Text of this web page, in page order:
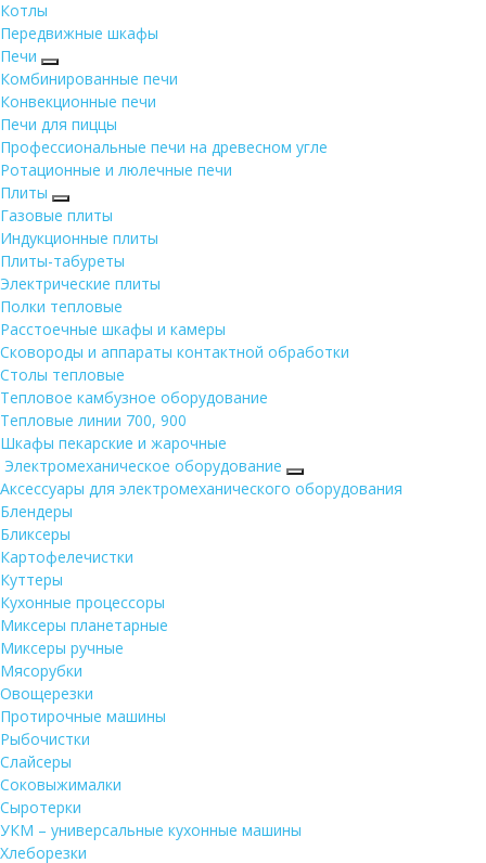
Котлы
Передвижные шкафы
Печи
Комбинированные печи
Конвекционные печи
Печи для пиццы
Профессиональные печи на древесном угле
Ротационные и люлечные печи
Плиты
Газовые плиты
Индукционные плиты
Плиты-табуреты
Электрические плиты
Полки тепловые
Расстоечные шкафы и камеры
Сковороды и аппараты контактной обработки
Столы тепловые
Тепловое камбузное оборудование
Тепловые линии 700, 900
Шкафы пекарские и жарочные
Электромеханическое оборудование
Аксессуары для электромеханического оборудования
Блендеры
Бликсеры
Картофелечистки
Куттеры
Кухонные процессоры
Миксеры планетарные
Миксеры ручные
Мясорубки
Овощерезки
Протирочные машины
Рыбочистки
Слайсеры
Соковыжималки
Сыротерки
УКМ – универсальные кухонные машины
Хлеборезки